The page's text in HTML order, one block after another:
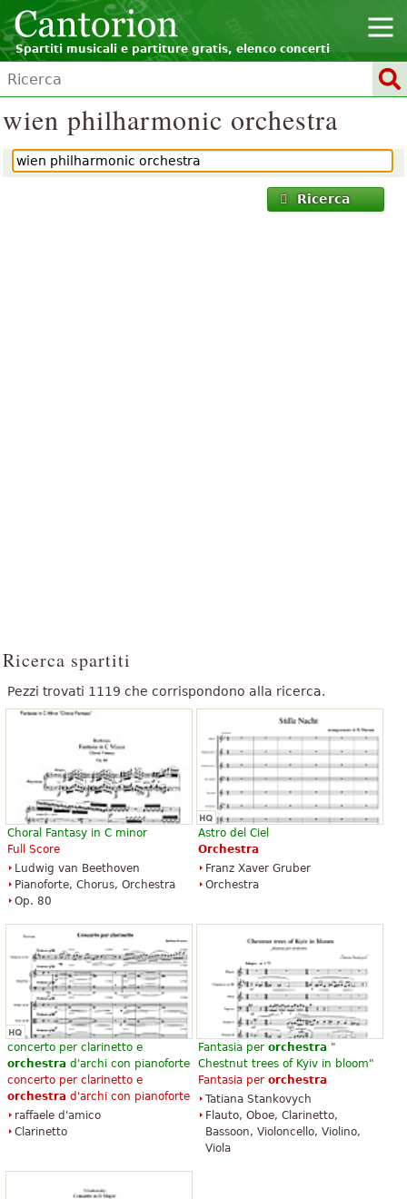
Spartiti musicali e partiture gratis, elenco concerti
wien philharmonic orchestra
Ricerca
Ricerca spartiti
Pezzi trovati 1119 che corrispondono alla ricerca.
Choral Fantasy in C minor
Full Score
Ludwig van Beethoven
Pianoforte, Chorus, Orchestra
Op. 80
Astro del Ciel
Orchestra
Franz Xaver Gruber
Orchestra
concerto per clarinetto e
orchestra d'archi con pianoforte
concerto per clarinetto e
orchestra d'archi con pianoforte
raffaele d'amico
Clarinetto
Fantasia per orchestra "
Chestnut trees of Kyiv in bloom"
Fantasia per orchestra
Tatiana Stankovych
Flauto, Oboe, Clarinetto,
Bassoon, Violoncello, Violino,
Viola